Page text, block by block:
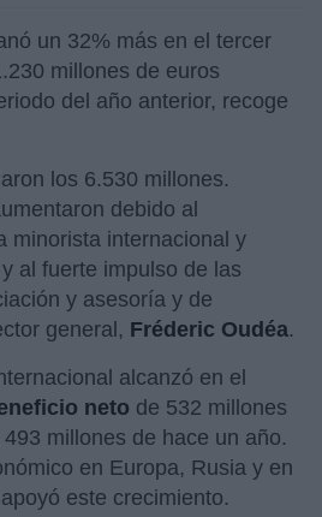
un 32% más en el tercer
millones de euros
del año anterior, recoge
los 6.530 millones.
debido al
minorista internacional y
al fuerte impulso de las
y asesoría y de
general, Fréderic Oudéa.
alcanzó en el
neto de 532 millones
millones de hace un año.
en Europa, Rusia y en
este crecimiento.